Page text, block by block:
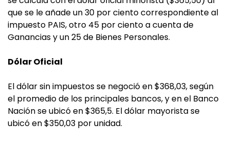
que se le añade un 30 por ciento correspondiente al
impuesto PAIS, otro 45 por ciento a cuenta de
Ganancias y un 25 de Bienes Personales.
Dólar Oficial
El dólar sin impuestos se negoció en $368,03, según
el promedio de los principales bancos, y en el Banco
Nación se ubicó en $365,5. El dólar mayorista se
ubicó en $350,03 por unidad.